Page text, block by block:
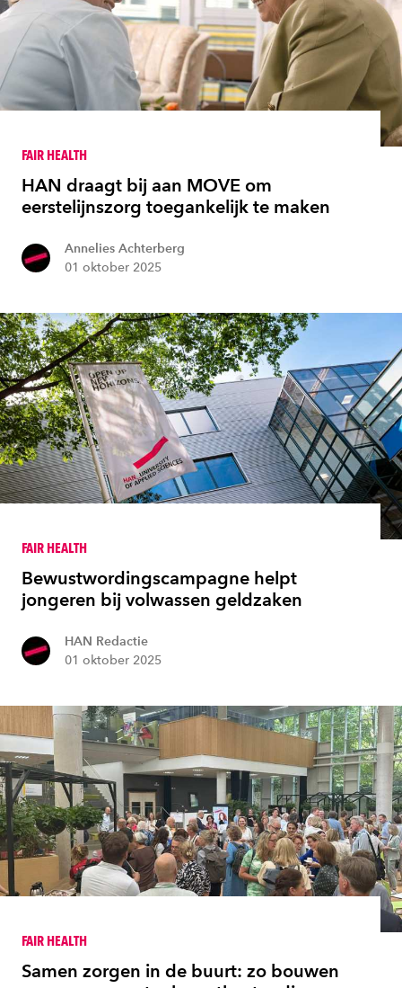
FAIR HEALTH
HAN draagt bij aan MOVE om
eerstelijnszorg toegankelijk te maken
Annelies Achterberg
01 oktober 2025
FAIR HEALTH
Bewustwordingscampagne helpt
jongeren bij volwassen geldzaken
HAN Redactie
01 oktober 2025
FAIR HEALTH
Samen zorgen in de buurt: zo bouwen